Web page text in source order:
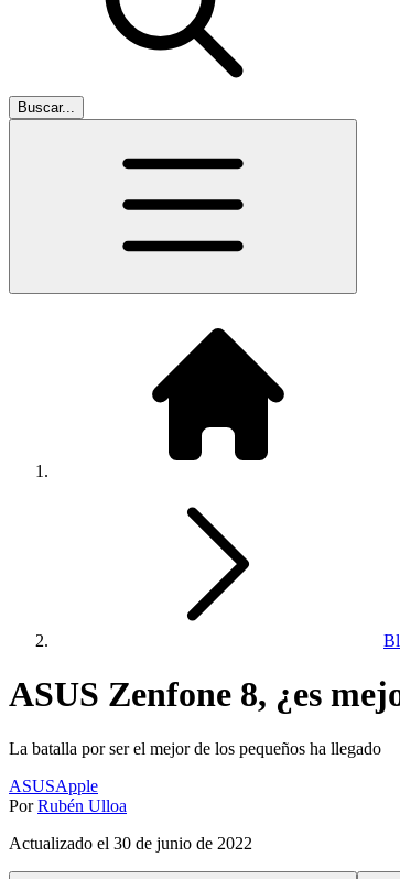
Buscar...
ASUS Zenfone 8, ¿es
La batalla por ser el mejor de los pequeños ha llegado
ASUSApple
Por Rubén Ulloa
Actualizado el 30 de junio de 2022